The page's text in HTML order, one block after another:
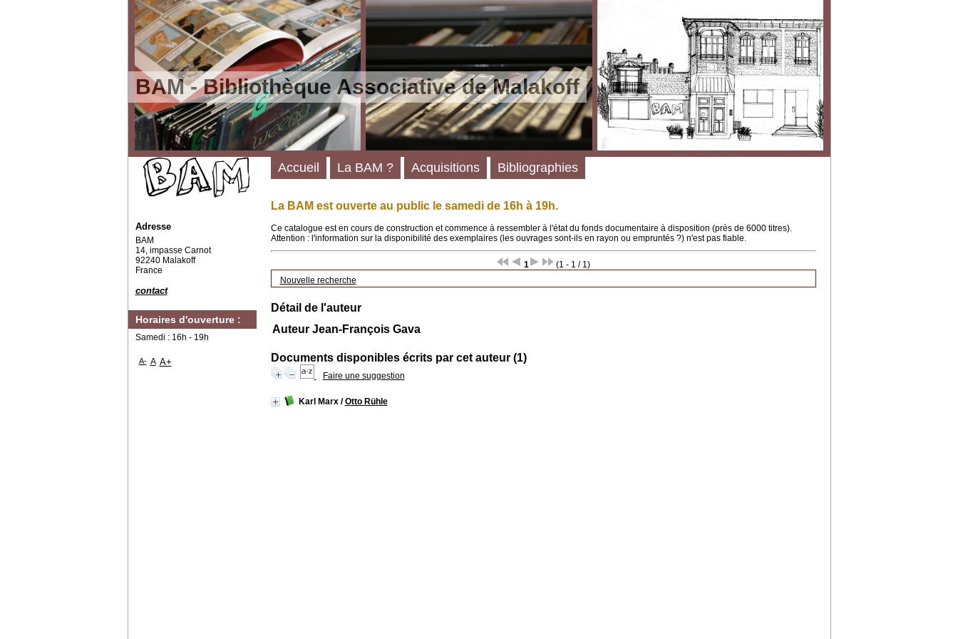
BAM - Bibliothèque Associative de Malakoff
La BAM est ouverte au public le samedi de 16h à 19h.
Ce catalogue est en cours de construction et commence à ressembler à l'état du fonds documentaire à disposition (près de 6000 titres).
Attention : l'information sur la disponibilité des exemplaires (les ouvrages sont-ils en rayon ou empruntés ?) n'est pas fiable.
1
(1 - 1 / 1)
Nouvelle recherche
Détail de l'auteur
Auteur Jean-François Gava
Documents disponibles écrits par cet auteur (1)
Faire une suggestion
Karl Marx/Otto Rühle
Accueil La BAM ? Acquisitions Bibliographies
Adresse
BAM
14, impasse Carnot
92240 Malakoff
France
contact
Horaires d'ouverture :
Samedi : 16h - 19h
A- A A+